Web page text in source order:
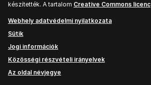
készítették. A tartalom Creative Commons licenc
Webhely adatvédelmi nyilatkozata
Sütik
Jogi információk
Közösségi részvételi irányelvek
Az oldal névjegye